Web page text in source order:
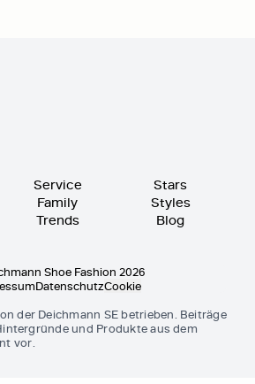
Service
Family
Trends
Stars
Styles
Blog
Shoe Fashion 2026
DatenschutzCookie
der Deichmann SE betrieben. Beiträge
und Produkte aus dem
vor.